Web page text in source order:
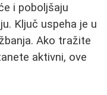
i poboljšaju
Ključ uspeha je u
Ako tražite
aktivni, ove